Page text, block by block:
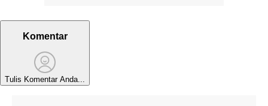
Komentar
Tulis Komentar Anda...